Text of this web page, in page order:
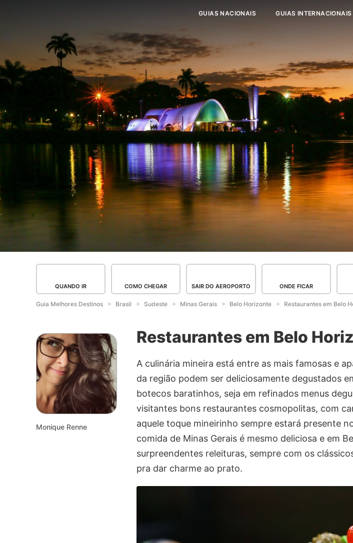
GUIAS NACIONAIS GUIAS INTERNACIONAIS
QUANDO IR COMO CHEGAR SAIR DO AEROPORTO ONDE FICAR
Guia Melhores Destinos Brasil Sudeste Minas Gerais Belo Horizonte Restaurantes em Belo
Monique Renne
Restaurantes em Belo
A culinária mineira está entre as mais famosas e
da região podem ser deliciosamente degustados
botecos baratinhos, seja em refinados menus
visitantes bons restaurantes cosmopolitas, com
aquele toque mineirinho sempre estará presente
comida de Minas Gerais é mesmo deliciosa e em
surpreendentes releituras, sempre com os
pra dar charme ao prato.